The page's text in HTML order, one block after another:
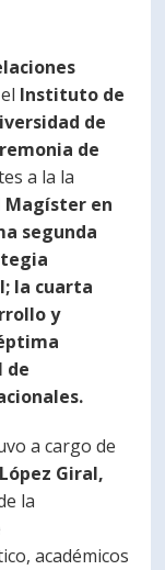
Egresados
Instituto de
de
de
a la la
en
segunda
la cuarta
y
de
a cargo de
Giral,
la
académicos